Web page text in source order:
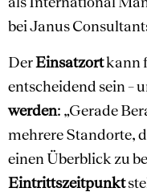
bei Janus
DerEinsatzortkann
entscheidend sein –
werden: „Gerade
mehrere Standorte,
einen Überblick zu
Eintrittszeitpunkt